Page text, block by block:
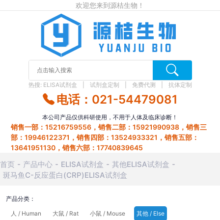
欢迎您来到源桔生物！
热搜: ELISA试剂盒 试剂盒定制 免费代测 抗体定制
电话：021-54479081
本公司产品仅供科研使用，不用于人体及临床诊断！
销售一部：15216759556，销售二部：15921990938，销售三
部：19946122371，销售四部：13524933321，销售五部：
13641951130，销售六部：17740839645
首页 产品中心 ELISA试剂盒
其他ELISA试剂盒
斑马鱼C-反应蛋白(CRP)ELISA试剂盒
产品分类：
人 / Human
大鼠 / Rat 小鼠 / Mouse 其他 / Else